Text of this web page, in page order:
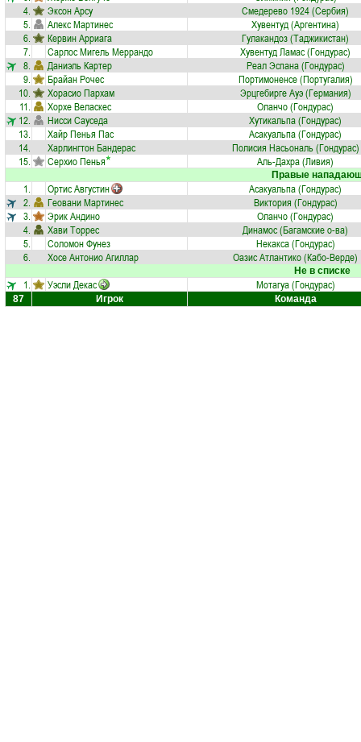
4.
Эксон Арсу
Смедерево 1924 (Сербия)
5.
Алекс Мартинес
Хувентуд (Аргентина)
6.
Кервин Арриага
Гулакандоз (Таджикистан)
7.
Сарлос Мигель Меррандо
Хувентуд Ламас (Гондурас)
8.
Даниэль Картер
Реал Эспана (Гондурас)
9.
Брайан Рочес
Портимоненсе (Португалия)
10.
Хорасио Пархам
Эрцгебирге Ауэ (Германия)
11.
Хорхе Веласкес
Оланчо (Гондурас)
12.
Нисси Сауседа
Хутикальпа (Гондурас)
13.
Хайр Пенья Пас
Асакуальпа (Гондурас)
14.
Харлингтон Бандерас
Полисия Насьональ (Гондурас)
15.
Серхио Пенья Аль-Дахра (Ливия)
Правые
1. Ортис Августин
Асакуальпа (Гондурас)
2.
Геовани Мартинес
Виктория (Гондурас)
3.
Эрик Андино
Оланчо (Гондурас)
4.
Хави Торрес
Динамос (Багамские о-ва)
5.
Соломон Фунез
Некакса (Гондурас)
6.
Хосе Антонио Агиллар Оазис Атлантико (Кабо-Верде)
Не в списке
1. Уэсли Декас Мотагуа (Гондурас)
87 Игрок Команда